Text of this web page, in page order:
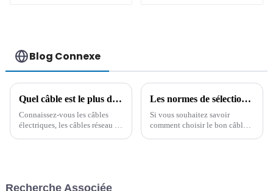
Blog Connexe
Quel câble est le plus durable ? Il est important de connaître à l'avance les connaissances d'un professionnel !
Connaissez-vous les câbles
électriques, les câbles réseau et
professionnels…
Les normes de sélection du câble allume-cigare de voiture et ses précautions d'utilisation
Si vous souhaitez savoir
comment choisir le bon câble
Recherche Associée